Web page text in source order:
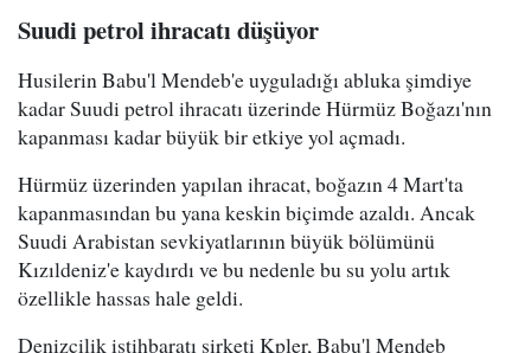
Suudi petrol ihracatı düşüyor
Husilerin Babu'l Mendeb'e uyguladığı abluka şimdiye
kadar Suudi petrol ihracatı üzerinde Hürmüz Boğazı'nın
kapanması kadar büyük bir etkiye yol açmadı.
Hürmüz üzerinden yapılan ihracat, boğazın 4 Mart'ta
kapanmasından bu yana keskin biçimde azaldı. Ancak
Suudi Arabistan sevkiyatlarının büyük bölümünü
Kızıldeniz'e kaydırdı ve bu nedenle bu su yolu artık
özellikle hassas hale geldi.
Denizcilik istihbaratı şirketi Kpler, Babu'l Mendeb